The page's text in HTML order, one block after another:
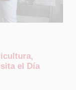
el Día